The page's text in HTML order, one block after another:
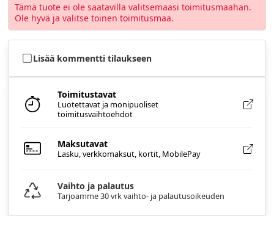
Tämä tuote ei ole saatavilla valitsemaasi toimitusmaahan.
Ole hyvä ja valitse toinen toimitusmaa.
Lisää kommentti tilaukseen
Toimitustavat
Luotettavat ja monipuoliset
toimitusvaihtoehdot
Maksutavat
Lasku, verkkomaksut, kortit, MobilePay
Vaihto ja palautus
Tarjoamme 30 vrk vaihto- ja palautusoikeuden